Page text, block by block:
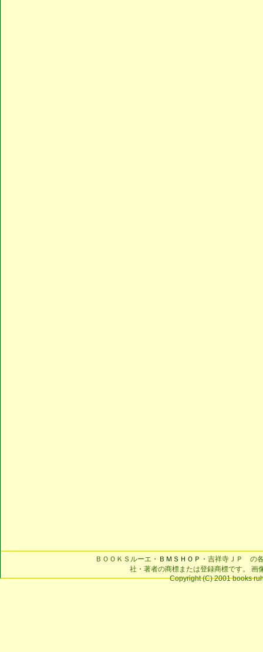
ＢＯＯＫＳルーエ・ ＢＭＳＨＯＰ ・吉祥寺ＪＰ の
社・著者の商標または登録商標です。 画
Copyright (C) 2001 books